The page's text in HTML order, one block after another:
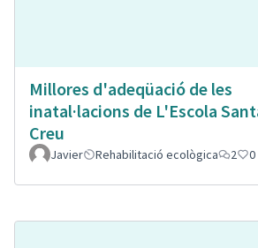
Millores d'adeqüació de les
inatal·lacions de L'Escola
Creu
Javier Rehabilitació ecològica 2 0